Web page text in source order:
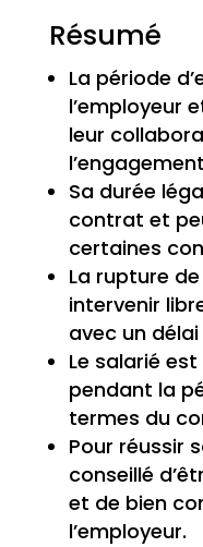
Résumé
La période
l’employeur
leur
Sa durée
contrat et
certaines
La rupture
intervenir
avec un
Le salarié
pendant la
termes du
Pour réussir
conseillé
et de bien
l’employeur.